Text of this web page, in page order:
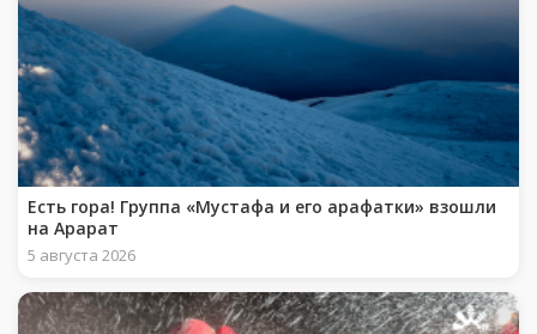
Есть гора! Группа «Мустафа и его арафатки» взошли
на Арарат
5 августа 2026